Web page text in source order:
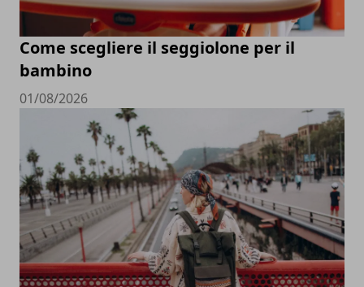
Come scegliere il seggiolone per il
bambino
01/08/2026